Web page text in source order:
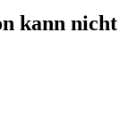
kann nicht